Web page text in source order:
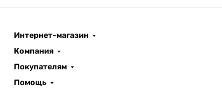
Интернет-магазин
Компания
Покупателям
Помощь